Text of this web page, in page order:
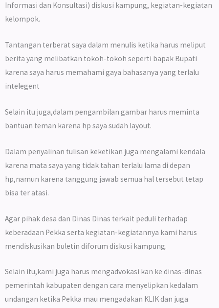
Informasi dan Konsultasi) diskusi kampung, kegiatan-kegiatan
kelompok.
Tantangan terberat saya dalam menulis ketika harus meliput
berita yang melibatkan tokoh-tokoh seperti bapak Bupati
karena saya harus memahami gaya bahasanya yang terlalu
intelegent
Selain itu juga,dalam pengambilan gambar harus meminta
bantuan teman karena hp saya sudah layout.
Dalam penyalinan tulisan keketikan juga mengalami kendala
karena mata saya yang tidak tahan terlalu lama di depan
hp,namun karena tanggung jawab semua hal tersebut tetap
bisa ter atasi.
Agar pihak desa dan Dinas Dinas terkait peduli terhadap
keberadaan Pekka serta kegiatan-kegiatannya kami harus
mendiskusikan buletin diforum diskusi kampung.
Selain itu,kami juga harus mengadvokasi kan ke dinas-dinas
pemerintah kabupaten dengan cara menyelipkan kedalam
undangan ketika Pekka mau mengadakan KLIK dan juga